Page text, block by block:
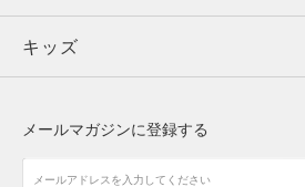
キッズ
アクセサリー
ボトムス
アクセサリー
トップス
シューズ
キッズ
メールマガジンに登録する